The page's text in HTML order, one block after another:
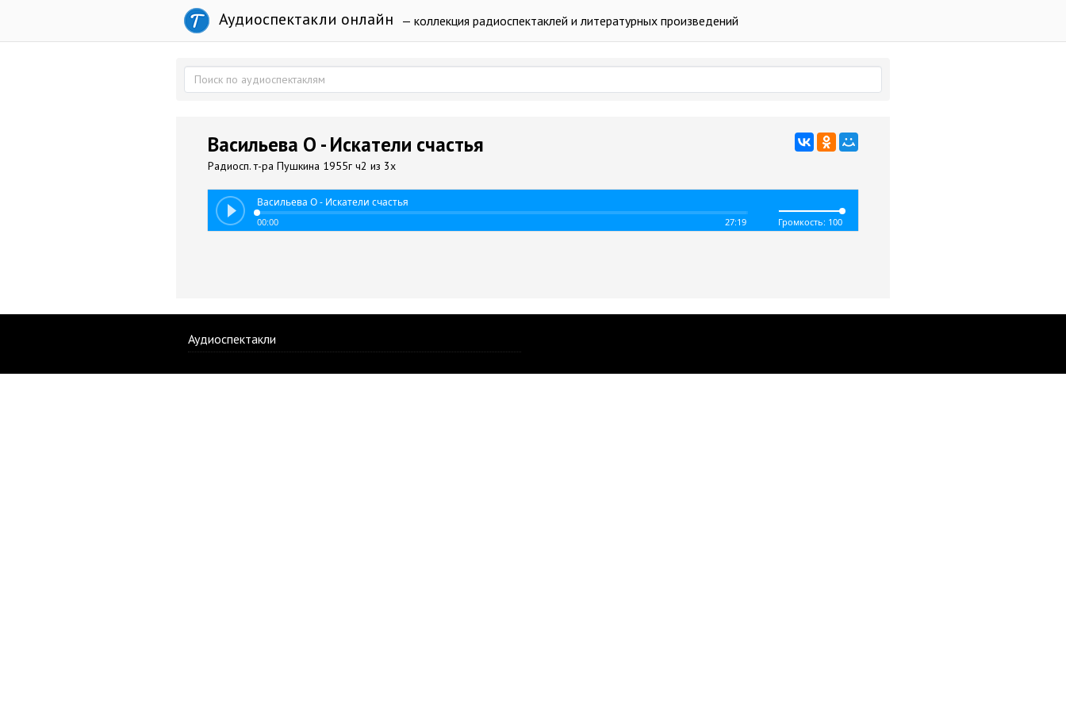
Аудиоспектакли онлайн — коллекция радиоспектаклей и литературных произведений
Васильева О - Искатели счастья
Радиосп. т-ра Пушкина 1955г ч2 из 3х
Васильева О - Искатели счастья
00:00 27:19 Громкость: 100
Аудиоспектакли